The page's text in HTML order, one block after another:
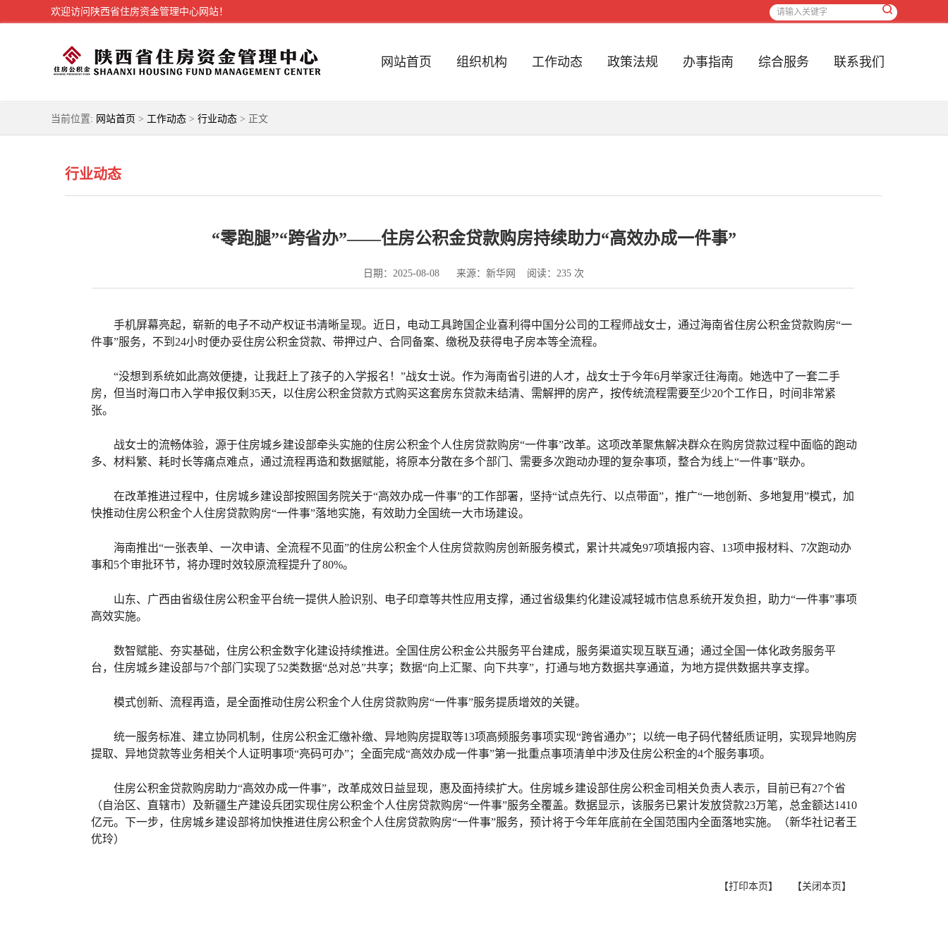
欢迎访问陕西省住房资金管理中心网站！
网站首页 组织机构 工作动态 政策法规 办事指南 综合服务 联系我们
当前位置: 网站首页 > 工作动态 > 行业动态 > 正文
行业动态
“零跑腿”“跨省办”——住房公积金贷款购房持续助力“高效办成一件事”
日期：2025-08-08 来源：新华网 阅读： 235次
手机屏幕亮起，崭新的电子不动产权证书清晰呈现。近日，电动工具跨国企业喜利得中国分公司的工程师战女士，通过海南省住房公积金贷款购房“一
件事”服务，不到24小时便办妥住房公积金贷款、带押过户、合同备案、缴税及获得电子房本等全流程。
“没想到系统如此高效便捷，让我赶上了孩子的入学报名！”战女士说。作为海南省引进的人才，战女士于今年6月举家迁往海南。她选中了一套二手
房，但当时海口市入学申报仅剩35天，以住房公积金贷款方式购买这套房东贷款未结清、需解押的房产，按传统流程需要至少20个工作日，时间非常紧
张。
战女士的流畅体验，源于住房城乡建设部牵头实施的住房公积金个人住房贷款购房“一件事”改革。这项改革聚焦解决群众在购房贷款过程中面临的跑动
多、材料繁、耗时长等痛点难点，通过流程再造和数据赋能，将原本分散在多个部门、需要多次跑动办理的复杂事项，整合为线上“一件事”联办。
在改革推进过程中，住房城乡建设部按照国务院关于“高效办成一件事”的工作部署，坚持“试点先行、以点带面”，推广“一地创新、多地复用”模式，加
快推动住房公积金个人住房贷款购房“一件事”落地实施，有效助力全国统一大市场建设。
海南推出“一张表单、一次申请、全流程不见面”的住房公积金个人住房贷款购房创新服务模式，累计共减免97项填报内容、13项申报材料、7次跑动办
事和5个审批环节，将办理时效较原流程提升了80%。
山东、广西由省级住房公积金平台统一提供人脸识别、电子印章等共性应用支撑，通过省级集约化建设减轻城市信息系统开发负担，助力“一件事”事项
高效实施。
数智赋能、夯实基础，住房公积金数字化建设持续推进。全国住房公积金公共服务平台建成，服务渠道实现互联互通；通过全国一体化政务服务平
台，住房城乡建设部与7个部门实现了52类数据“总对总”共享；数据“向上汇聚、向下共享”，打通与地方数据共享通道，为地方提供数据共享支撑。
模式创新、流程再造，是全面推动住房公积金个人住房贷款购房“一件事”服务提质增效的关键。
统一服务标准、建立协同机制，住房公积金汇缴补缴、异地购房提取等13项高频服务事项实现“跨省通办”；以统一电子码代替纸质证明，实现异地购房
提取、异地贷款等业务相关个人证明事项“亮码可办”；全面完成“高效办成一件事”第一批重点事项清单中涉及住房公积金的4个服务事项。
住房公积金贷款购房助力“高效办成一件事”，改革成效日益显现，惠及面持续扩大。住房城乡建设部住房公积金司相关负责人表示，目前已有27个省
（自治区、直辖市）及新疆生产建设兵团实现住房公积金个人住房贷款购房“一件事”服务全覆盖。数据显示，该服务已累计发放贷款23万笔，总金额达1410
亿元。下一步，住房城乡建设部将加快推进住房公积金个人住房贷款购房“一件事”服务，预计将于今年年底前在全国范围内全面落地实施。（新华社记者王
优玲）
【打印本页】 【关闭本页】